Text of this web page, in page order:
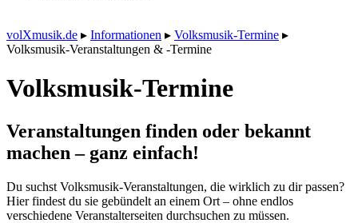
volXmusik.de ▸ Informationen ▸ Volksmusik-Termine ▸
Volksmusik-Veranstaltungen & -Termine
Volksmusik-Termine
Veranstaltungen finden oder bekannt
machen – ganz einfach!
Du suchst Volksmusik-Veranstaltungen, die wirklich zu dir passen?
Hier findest du sie gebündelt an einem Ort – ohne endlos
verschiedene Veranstalterseiten durchsuchen zu müssen.